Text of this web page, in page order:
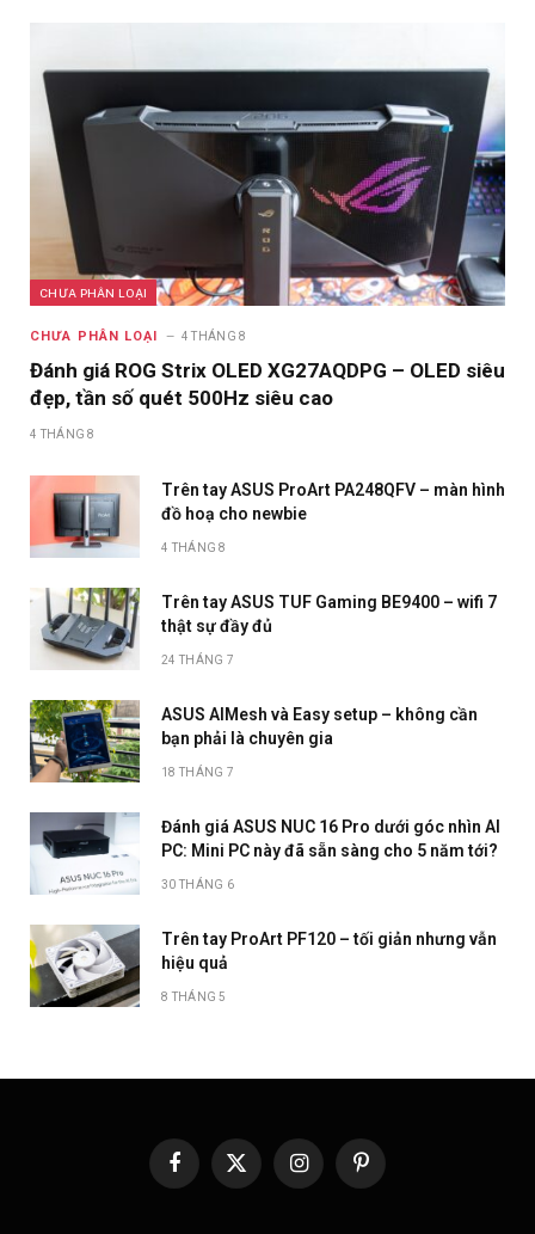
CHƯA PHÂN LOẠI
CHƯA PHÂN LOẠI 4 THÁNG 8
Đánh giá ROG Strix OLED XG27AQDPG – OLED siêu
đẹp, tần số quét 500Hz siêu cao
4 THÁNG 8
Trên tay ASUS ProArt PA248QFV – màn hình
đồ hoạ cho newbie
4 THÁNG 8
Trên tay ASUS TUF Gaming BE9400 – wifi 7
thật sự đầy đủ
24 THÁNG 7
ASUS AIMesh và Easy setup – không cần
bạn phải là chuyên gia
18 THÁNG 7
Đánh giá ASUS NUC 16 Pro dưới góc nhìn AI
PC: Mini PC này đã sẵn sàng cho 5 năm tới?
30 THÁNG 6
Trên tay ProArt PF120 – tối giản nhưng vẫn
hiệu quả
8 THÁNG 5
Facebook
X
InstagramPinterest